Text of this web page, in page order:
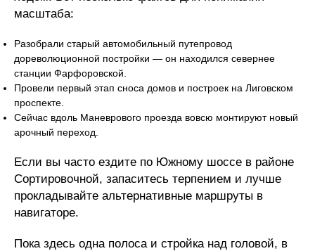
масштаба:
Разобрали старый автомобильный путепровод
дореволюционной постройки — он находился севернее
станции Фарфоровской.
Провели первый этап сноса домов и построек на Лиговском
проспекте.
Сейчас вдоль Маневрового проезда вовсю монтируют новый
арочный переход.
Если вы часто ездите по Южному шоссе в районе
Сортировочной, запаситесь терпением и лучше
прокладывайте альтернативные маршруты в
навигаторе.
Пока здесь одна полоса и стройка над головой, в